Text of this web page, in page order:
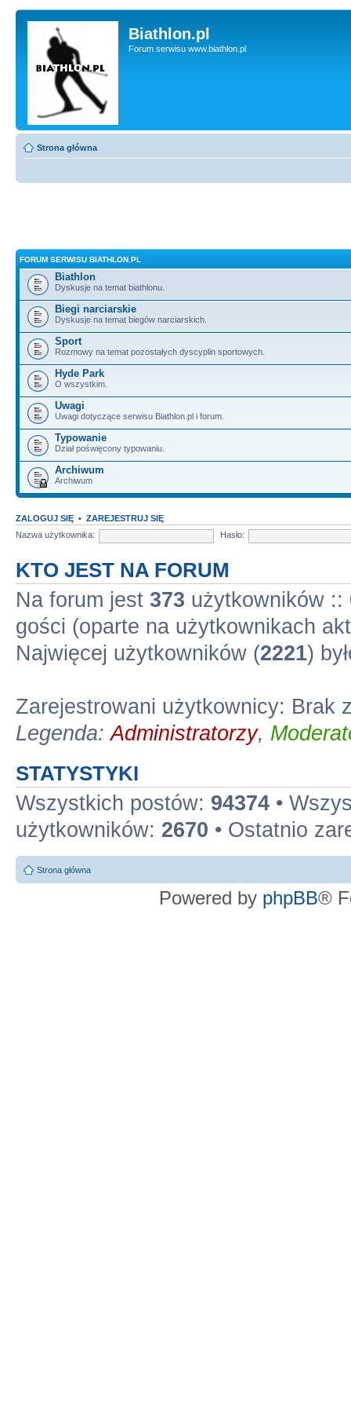
Biathlon.pl
Forum serwisu www.biathlon.pl
Strona główna
FORUM SERWISU BIATHLON.PL
Biathlon
Dyskusje na temat biathlonu.
Biegi narciarskie
Dyskusje na temat biegów narciarskich.
Sport
Rozmowy na temat pozostałych dyscyplin sportowych.
Hyde Park
O wszystkim.
Uwagi
Uwagi dotyczące serwisu Biathlon.pl i forum.
Typowanie
Dział poświęcony typowaniu.
Archiwum
Archiwum
ZALOGUJ SIĘ • ZAREJESTRUJ SIĘ
Nazwa użytkownika:
Hasło:
KTO JEST NA FORUM
Na forum jest 373 użytkowników ::
gości (oparte na użytkownikach
Najwięcej użytkowników (2221)
Zarejestrowani użytkownicy: Brak
Legenda:Administratorzy,
STATYSTYKI
Wszystkich postów: 94374 •
użytkowników: 2670 • Ostatnio
Strona główna
Powered by phpBB®